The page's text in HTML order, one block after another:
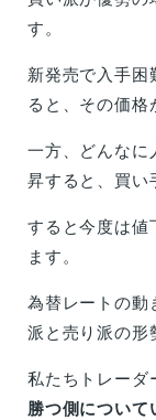
す。
新発売で入手困
ると、その価格
一方、どんなに
昇すると、買い
すると今度は値
ます。
為替レートの動
派と売り派の形
私たちトレーダ
勝つ側について